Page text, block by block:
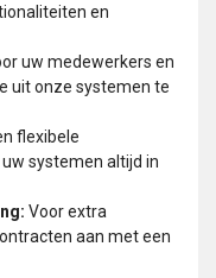
en
uw medewerkers en
uit onze systemen te
flexibele
systemen altijd in
Voor extra
aan met een